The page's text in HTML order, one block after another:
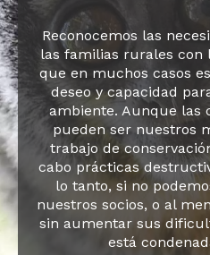
Reconocemos las
las familias rurales con
que en muchos casos
deseo y capacidad
ambiente. Aunque las
pueden ser nuestros
trabajo de
cabo prácticas
lo tanto, si no
nuestros socios, o al
sin aumentar sus
está